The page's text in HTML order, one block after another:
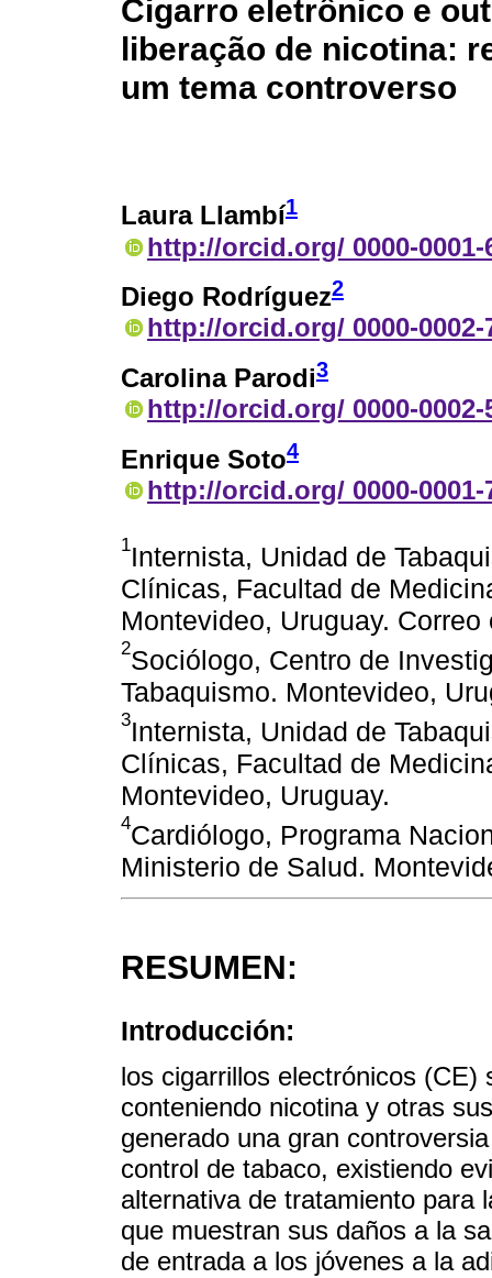
Cigarro eletrônico e
liberação de nicotina:
um tema controverso
Laura Llambí1
http://orcid.org/ 0000-0001-
Diego Rodríguez2
http://orcid.org/ 0000-0002-
Carolina Parodi3
http://orcid.org/ 0000-0002-
Enrique Soto4
http://orcid.org/ 0000-0001-
1Internista, Unidad de
Clínicas, Facultad de
Montevideo, Uruguay.
2Sociólogo, Centro de
Tabaquismo. Montevideo,
3Internista, Unidad de
Clínicas, Facultad de
Montevideo, Uruguay.
4Cardiólogo, Programa
Ministerio de Salud.
RESUMEN:
Introducción:
los cigarrillos electrónicos
conteniendo nicotina y otras
generado una gran
control de tabaco, existiendo
alternativa de tratamiento para
que muestran sus daños a la
de entrada a los jóvenes a la